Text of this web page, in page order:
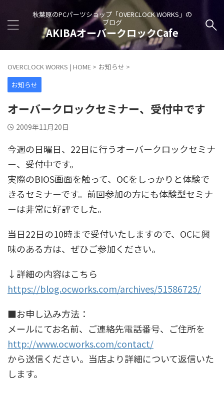
秋葉原のPCパーツショップ「OVERCLOCK WORKS」の
ブログ
AKIBAオーバークロックCafe
OVERCLOCK WORKS | HOME > お知らせ >
お知らせ
オーバークロックセミナー、受付中です
2009年11月20日
今週の日曜日、22日に行うオーバークロックセミナ
ー、受付中です。
実際のBIOS画面を触って、OCをしっかりと体験で
きるセミナーです。前回参加の方にも体験型セミナ
ーは非常に好評でした。
当日22日の10時まで受付いたしますので、OCに興
味のある方は、ぜひご参加ください。
↓詳細の内容はこちら
https://blog.ocworks.com/archives/51586725/
■お申し込み方法：
メールにてお名前、ご連絡先電話番号、ご住所を
http://www.ocworks.com/contact/
から送信ください。当店より詳細について返信いた
します。